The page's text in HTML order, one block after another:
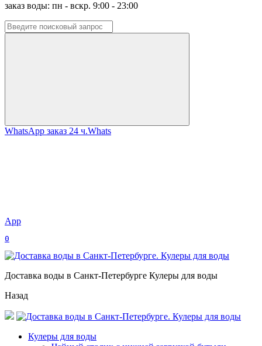
заказ воды: пн - вскр. 9:00 - 23:00
WhatsApp заказ 24 ч.Whats
App
0
Доставка воды в Санкт-Петербурге Кулеры для воды
Назад
Кулеры для воды